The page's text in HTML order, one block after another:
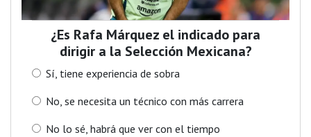
¿Es Rafa Márquez el indicado para
dirigir a la Selección Mexicana?
Sí, tiene experiencia de sobra
No, se necesita un técnico con más carrera
No lo sé, habrá que ver con el tiempo